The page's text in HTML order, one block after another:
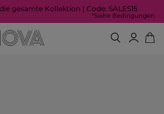
die gesamte Kollektion | Code: SALES15
*Siehe Bedingungen